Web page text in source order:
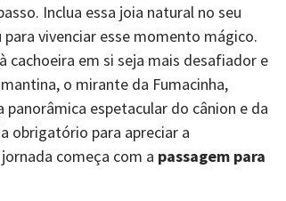
Inclua essa joia natural no seu
para vivenciar esse momento mágico.
cachoeira em si seja mais desafiador e
o mirante da Fumacinha,
espetacular do cânion e da
obrigatório para apreciar a
começa com a passagem para